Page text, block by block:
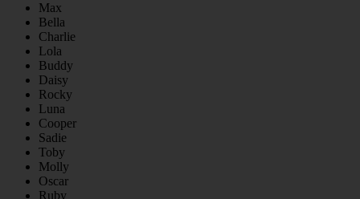
Max
Bella
Charlie
Lola
Buddy
Daisy
Rocky
Luna
Cooper
Sadie
Toby
Molly
Oscar
Ruby